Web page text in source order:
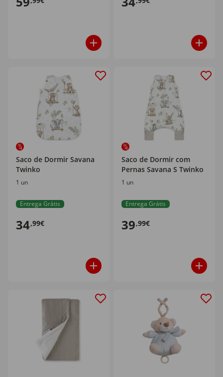
Saco de Dormir Savana
Twinko
1 un
Entrega Grátis
34,99€
Saco de Dormir com
Pernas Savana S Twinko
1 un
Entrega Grátis
39,99€